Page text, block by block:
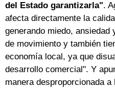
del Estado garantizarla".
afecta directamente la
generando miedo,
de movimiento y también
economía local, ya que
desarrollo comercial". Y
manera desproporcionada